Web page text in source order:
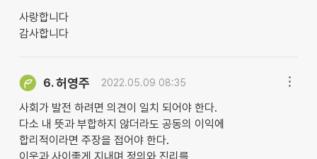
사랑합니다
감사합니다
6.허영주 2022.05.09 08:35
사회가 발전 하려면 의견이 일치 되어야 한다.
다소 내 뜻과 부합하지 않더라도 공동의 이익에
합리적이라면 주장을 접어야 한다.